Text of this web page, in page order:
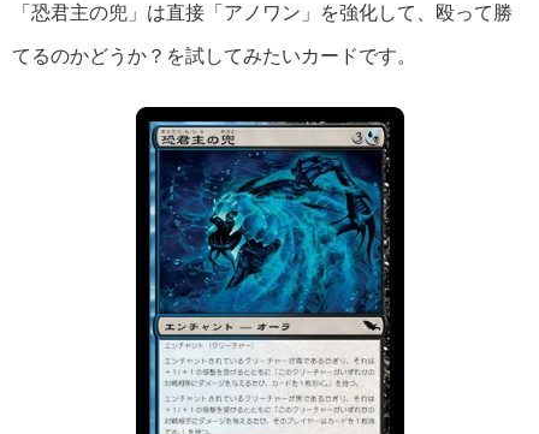
「恐君主の兜」は直接「アノワン」を強化して、殴って勝
てるのかどうか？を試してみたいカードです。